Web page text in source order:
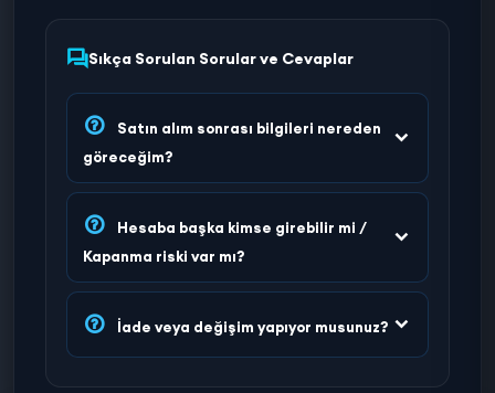
Sıkça Sorulan Sorular ve Cevaplar
Satın alım sonrası bilgileri nereden
göreceğim?
Hesaba başka kimse girebilir mi /
Kapanma riski var mı?
İade veya değişim yapıyor musunuz?